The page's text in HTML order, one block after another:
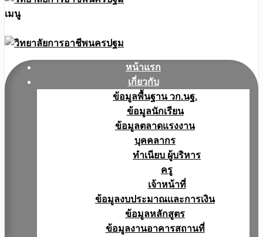
เมนู
หน้าแรก
เกี่ยวกับ
ข้อมูลพื้นฐาน วก.นฐ.
ข้อมูลนักเรียน
ข้อมูลตลาดแรงงาน
บุคคลากร
ทำเนียบ ผู้บริหาร
ครู
เจ้าหน้าที่
ข้อมูลงบประมาณเเละการเงิน
ข้อมูลหลักสูตร
ข้อมูลงานอาคารสถานที่